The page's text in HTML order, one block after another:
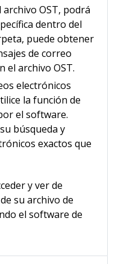
OST, podrá
dentro del
puede obtener
de correo
el archivo OST.
electrónicos
la función de
el software.
búsqueda y
exactos que
y ver de
su archivo de
el software de